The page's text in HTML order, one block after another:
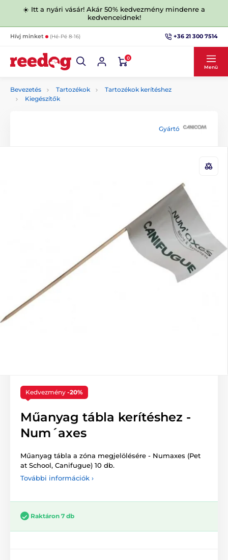
☀️ Itt a nyári vásár! Akár 50% kedvezmény mindenre a
kedvenceidnek!
Hívj minket (Hé-Pé 8-16) +36 21 300 7514
0
Menü
Bevezetés Tartozékok
Tartozékok kerítéshez
Kiegészítők
Gyártó
Kedvezmény -20%
Műanyag tábla kerítéshez -
Num´axes
Műanyag tábla a zóna megjelölésére - Numaxes (Pet
at School, Canifugue) 10 db.
További információk ›
Raktáron 7 db